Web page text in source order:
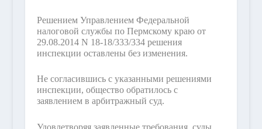
Решением Управлением Федеральной
налоговой службы по Пермскому краю от
29.08.2014 N 18-18/333/334 решения
инспекции оставлены без изменения.
Не согласившись с указанными решениями
инспекции, общество обратилось с
заявлением в арбитражный суд.
Удовлетворяя заявленные требования, суды